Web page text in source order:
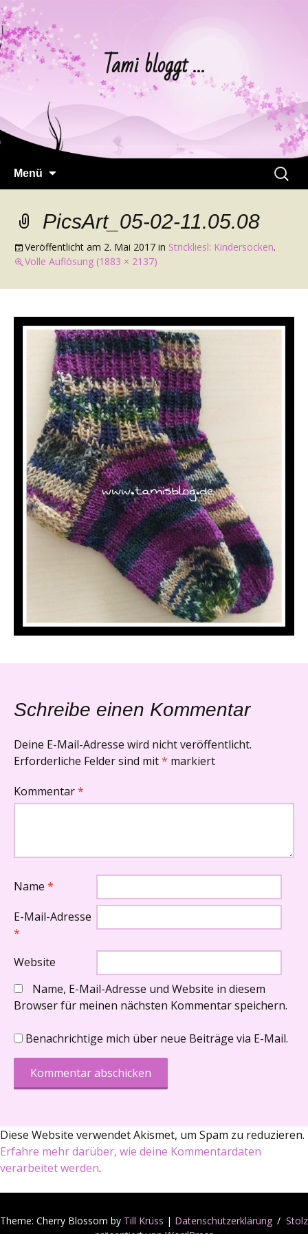
Tami bloggt …
Menü
Suchen
nach:
PicsArt_05-02-11.05.08
Veröffentlicht am 2. Mai 2017 in Strickliesl: Kindersocken.
Volle Auflösung (1883 × 2137)
Schreibe einen Kommentar
Deine E-Mail-Adresse wird nicht veröffentlicht.
Erforderliche Felder sind mit* markiert
Kommentar*
Name *
E-Mail-Adresse
*
Website
Name, E-Mail-Adresse und Website in diesem
Browser für meinen nächsten Kommentar speichern.
Benachrichtige mich über neue Beiträge via E-Mail.
Diese Website verwendet Akismet, um Spam zu reduzieren.
Erfahre mehr darüber, wie deine Kommentardaten
verarbeitet werden.
Theme: Cherry Blossom by Till Krüss | Datenschutzerklärung
Stolz